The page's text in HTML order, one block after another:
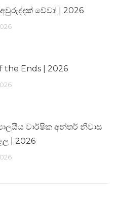
වේවා! | 2026
the Ends | 2026
වාර්ෂික අන්තර් නිවාස
| 2026